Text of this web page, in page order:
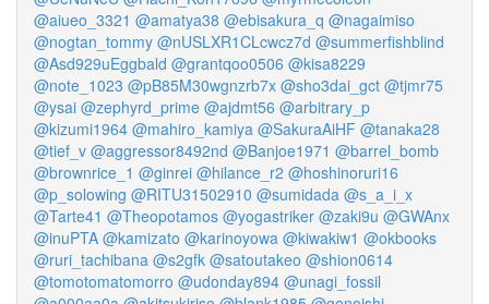
@aiueo_3321 @amatya38 @ebisakura_q @nagaimiso
@nogtan_tommy @nUSLXR1CLcwcz7d @summerfishblind
@Asd929uEggbald @grantqoo0506 @kisa8229
@note_1023 @pB85M30wgnzrb7x @sho3dai_gct @tjmr75
@ysai @zephyrd_prime @ajdmt56 @arbitrary_p
@kizumi1964 @mahiro_kamiya @SakuraAiHF @tanaka28
@tief_v @aggressor8492nd @Banjoe1971 @barrel_bomb
@brownrice_1 @ginrei @hilance_r2 @hoshinoruri16
@p_solowing @RITU31502910 @sumidada @s_a_i_x
@Tarte41 @Theopotamos @yogastriker @zaki9u @GWAnx
@inuPTA @kamizato @karinoyowa @kiwakiw1 @okbooks
@ruri_tachibana @s2gfk @satoutakeo @shion0614
@tomotomatomorro @udonday894 @unagi_fossil